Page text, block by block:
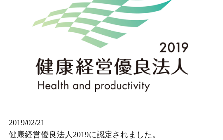
2019/02/21
健康経営優良法人2019に認定されました。